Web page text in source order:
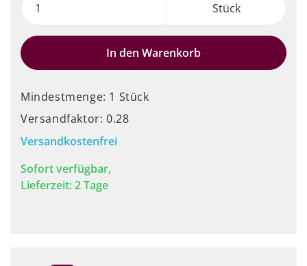
Stück
In den Warenkorb
Mindestmenge: 1 Stück
Versandfaktor: 0.28
Versandkostenfrei
Sofort verfügbar,
Lieferzeit: 2 Tage